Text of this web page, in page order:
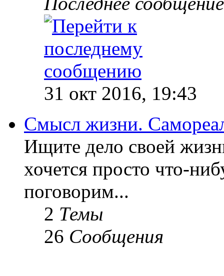
31 окт 2016, 19:43
Смысл жизни.
Ищите дело своей
хочется просто что-
поговорим...
2 Темы
26 Сообщения